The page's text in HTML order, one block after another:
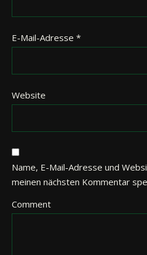
E-Mail-Adresse *
Website
Name, E-Mail-Adresse und
meinen nächsten Kommentar
Comment